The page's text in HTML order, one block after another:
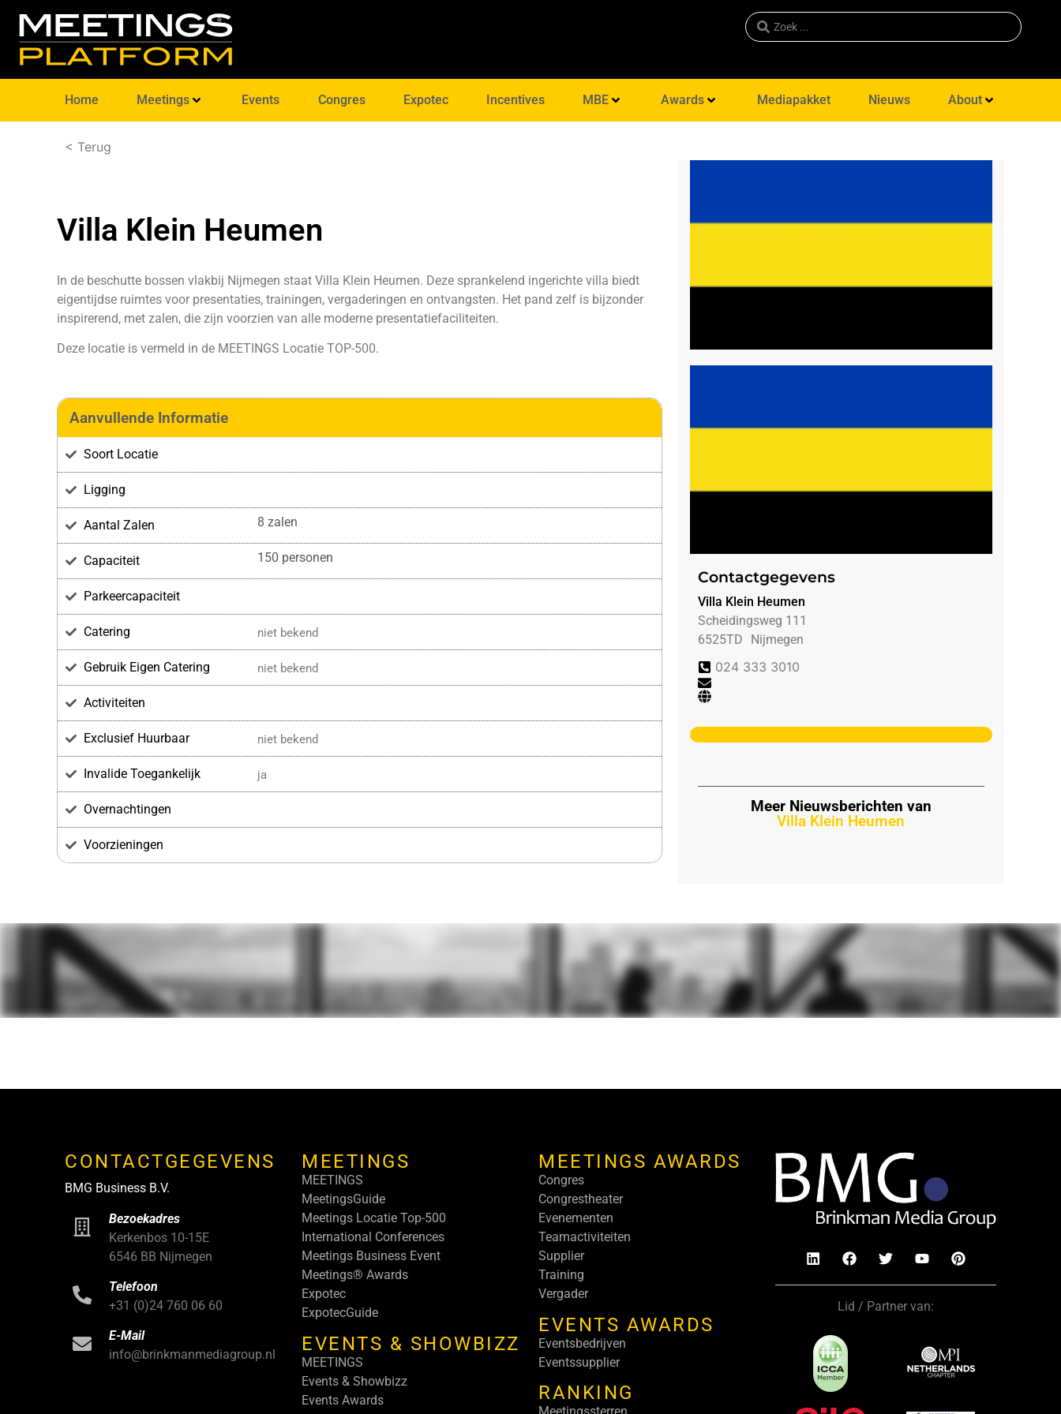
Home Meetings Events Congres Expotec Incentives MBE Awards Mediapakket Nieuws About
< Terug
Villa Klein Heumen
In de beschutte bossen vlakbij Nijmegen staat Villa Klein Heumen. Deze sprankelend ingerichte villa biedt
eigentijdse ruimtes voor presentaties, trainingen, vergaderingen en ontvangsten. Het pand zelf is bijzonder
inspirerend, met zalen, die zijn voorzien van alle moderne presentatiefaciliteiten.
Deze locatie is vermeld in de MEETINGS Locatie TOP-500.
Aanvullende Informatie
Soort Locatie
Ligging
Aantal Zalen 8 zalen
Capaciteit 150 personen
Parkeercapaciteit
Catering niet bekend
Gebruik Eigen Catering niet bekend
Activiteiten
Exclusief Huurbaar niet bekend
Invalide Toegankelijk ja
Overnachtingen
Voorzieningen
Contactgegevens
Villa Klein Heumen
Scheidingsweg 111
6525TD
Nijmegen
024 333 3010
Meer Nieuwsberichten van
Villa Klein Heumen
CONTACTGEGEVENS
BMG Business B.V.
Bezoekadres
Kerkenbos 10-15E
6546 BB Nijmegen
Telefoon
+31 (0)24 760 06 60
E-Mail
info@brinkmanmediagroup.nl
MEETINGS
MEETINGS
MeetingsGuide
Meetings Locatie Top-500
International Conferences
Meetings Business Event
Meetings® Awards
Expotec
ExpotecGuide
EVENTS & SHOWBIZZ
MEETINGS
Events & Showbizz
Events Awards
MEETINGS AWARDS
Congres
Congrestheater
Evenementen
Teamactiviteiten
Supplier
Training
Vergader
EVENTS AWARDS
Eventsbedrijven
Eventssupplier
RANKING
Lid / Partner van: